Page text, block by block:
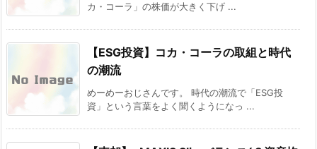
カ・コーラ」の株価が大きく下げ ...
【ESG投資】コカ・コーラの取組と時代
の潮流
めーめーおじさんです。 時代の潮流で「ESG投
資」という言葉をよく聞くようになっ ...